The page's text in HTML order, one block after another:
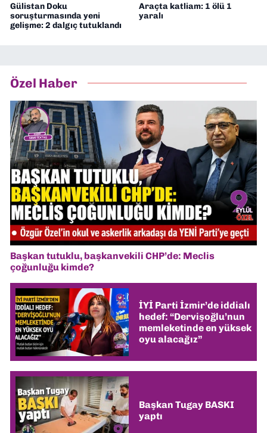
Gülistan Doku
soruşturmasında yeni
gelişme: 2 dalgıç tutuklandı
Araçta katliam: 1 ölü 1
yaralı
Özel Haber
Başkan tutuklu, başkanvekili CHP’de: Meclis
çoğunluğu kimde?
İYİ Parti İzmir’de iddialı
hedef: “Dervişoğlu’nun
memleketinde en yüksek
oyu alacağız”
Başkan Tugay BASKI
yaptı